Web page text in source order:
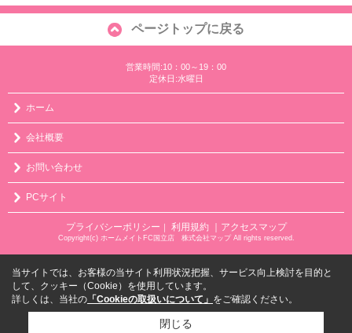
ページトップに戻る
営業時間:10：00～19：00
定休日:水曜日
ホーム
会社概要
お問い合わせ
PCサイト
プライバシーポリシー ｜ 利用規約 ｜アクセスマップ
Copyright(c) ホームメイトFC国立店 株式会社マップ All rights reserved.
当サイトでは、お客様の当サイト利用状況把握、サービス向上検討を目的と
して、クッキー（Cookie）を使用しています。
詳しくは、当社の 「Cookieの取扱いについて」 をご確認ください。
閉じる